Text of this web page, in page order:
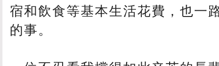
宿和飲食等基本生活花費，也一
的事。